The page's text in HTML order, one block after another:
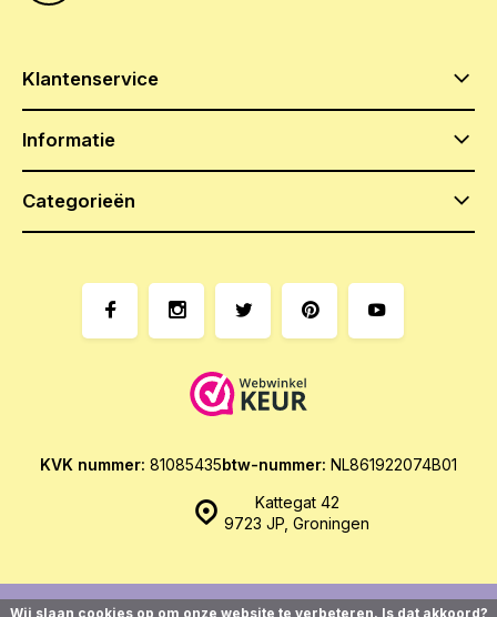
Klantenservice
Informatie
Categorieën
Kattegat 42
9723 JP, Groningen
KVK nummer: 81085435btw-nummer: NL861922074B01
Wij slaan cookies op om onze website te verbeteren. Is dat akkoord?